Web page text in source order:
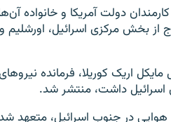
دولت آمریکا و خانواده
از بخش مرکزی اسرائیل، اورشلیم
اریک کوریلا، فرمانده
اسرائیل داشت، منتشر شد.
هوایی در جنوب اسرائیل،